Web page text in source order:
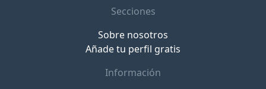
Secciones
Sobre nosotros
Añade tu perfil gratis
Información